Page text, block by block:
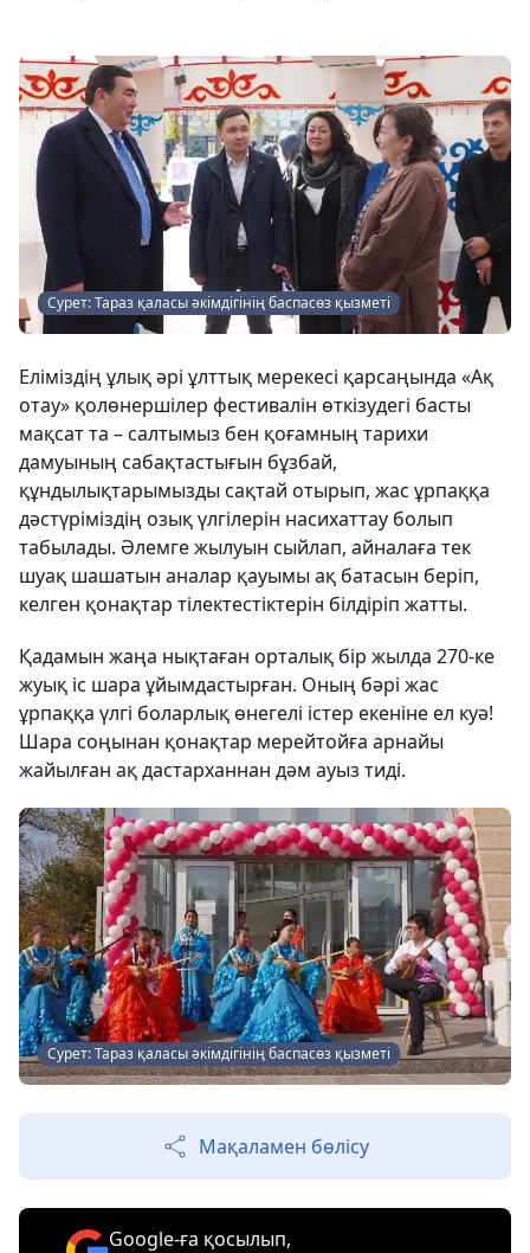
Сурет: Тараз қаласы әкімдігінің баспасөз қызметі
Еліміздің ұлық әрі ұлттық мерекесі қарсаңында «Ақ
отау» қолөнершілер фестивалін өткізудегі басты
мақсат та – салтымыз бен қоғамның тарихи
дамуының сабақтастығын бұзбай,
құндылықтарымызды сақтай отырып, жас ұрпаққа
дәстүріміздің озық үлгілерін насихаттау болып
табылады. Әлемге жылуын сыйлап, айналаға тек
шуақ шашатын аналар қауымы ақ батасын беріп,
келген қонақтар тілектестіктерін білдіріп жатты.
Қадамын жаңа нықтаған орталық бір жылда 270-ке
жуық іс шара ұйымдастырған. Оның бәрі жас
ұрпаққа үлгі боларлық өнегелі істер екеніне ел куә!
Шара соңынан қонақтар мерейтойға арнайы
жайылған ақ дастарханнан дәм ауыз тиді.
Сурет: Тараз қаласы әкімдігінің баспасөз қызметі
Мақаламен бөлісу
Google-ға қосылып,